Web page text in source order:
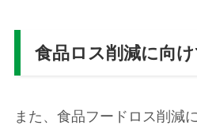
食品ロス削減に向
また、食品フードロス削減